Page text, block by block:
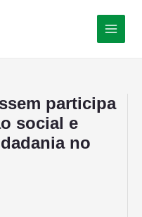
participa
social e
no